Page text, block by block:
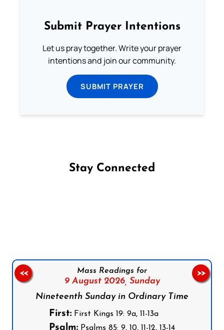
Submit Prayer Intentions
Let us pray together. Write your prayer
intentions and join our community.
SUBMIT PRAYER
Stay Connected
Mass Readings for
9 August 2026, Sunday
Nineteenth Sunday in Ordinary Time
First: First Kings 19: 9a, 11-13a
Psalm: Psalms 85: 9, 10, 11-12, 13-14
<< >>